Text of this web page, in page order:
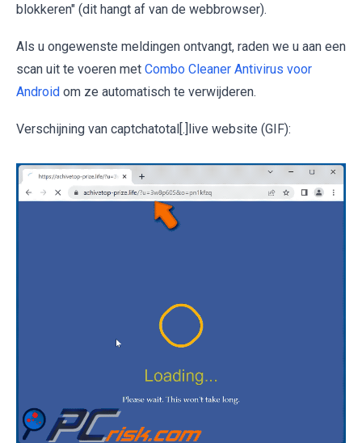
blokkeren" (dit hangt af van de webbrowser).
Als u ongewenste meldingen ontvangt, raden we u aan een
scan uit te voeren met Combo Cleaner Antivirus voor
Android om ze automatisch te verwijderen.
Verschijning van captchatotal[.]live website (GIF):